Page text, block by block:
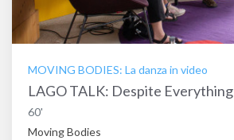
MOVING BODIES: La danza in video
LAGO TALK: Despite Everything
60'
Moving Bodies